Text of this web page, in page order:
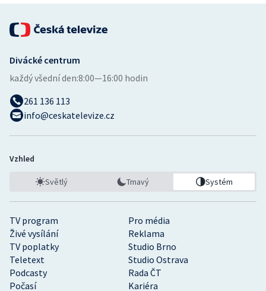
TV program
Pro média
Živé vysílání
Reklama
TV poplatky
Studio Brno
Teletext
Studio Ostrava
Podcasty
Rada ČT
Počasí
Kariéra
Divácké centrum
každý všední den:8:00—16:00 hodin
261 136 113
info@ceskatelevize.cz
Vzhled
Světlý Tmavý Systém